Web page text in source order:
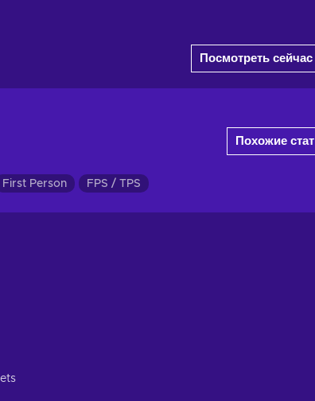
Посмотреть сейчас
Похожие
First Person FPS / TPS